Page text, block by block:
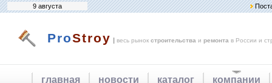
9 августа
ProStroy | весь рынок строительства и ремонта в России и
главная новости каталог компании